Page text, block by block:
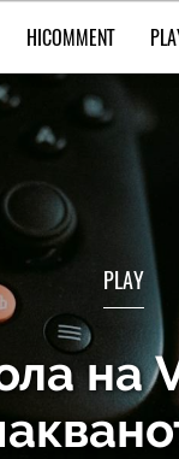
HICOMMENT
PLAY
на